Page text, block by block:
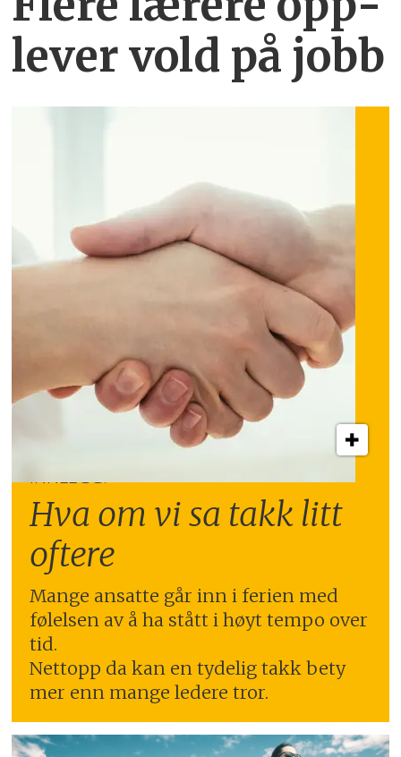
lever vold på jobb
INNLEGG:
Hva om vi sa takk litt
oftere
Mange ansatte går inn i ferien med
følelsen av å ha stått i høyt tempo over
tid.
Nettopp da kan en tydelig takk bety
mer enn mange ledere tror.